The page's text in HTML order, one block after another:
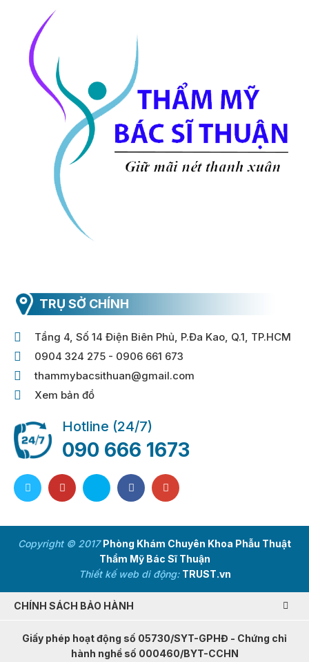
TRỤ SỞ CHÍNH
Tầng 4, Số 14 Điện Biên Phủ, P.Đa Kao, Q.1, TP.HCM
0904 324 275 - 0906 661 673
thammybacsithuan@gmail.com
Xem bản đồ
Hotline (24/7)
090 666 1673
Copyright © 2017Phòng Khám Chuyên Khoa Phẫu Thuật
Thẩm Mỹ Bác Sĩ Thuận
Thiết kế web di động: TRUST.vn
CHÍNH SÁCH BẢO HÀNH
Giấy phép hoạt động số 05730/SYT-GPHĐ - Chứng chỉ
hành nghề số 000460/BYT-CCHN